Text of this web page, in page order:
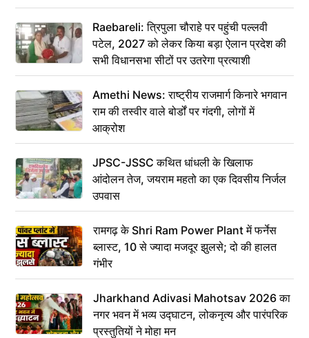
Raebareli: त्रिपुला चौराहे पर पहुंची पल्लवी
पटेल, 2027 को लेकर किया बड़ा ऐलान प्रदेश की
सभी विधानसभा सीटों पर उतरेगा प्रत्याशी
Amethi News: राष्ट्रीय राजमार्ग किनारे भगवान
राम की तस्वीर वाले बोर्डों पर गंदगी, लोगों में
आक्रोश
JPSC-JSSC कथित धांधली के खिलाफ
आंदोलन तेज, जयराम महतो का एक दिवसीय निर्जल
उपवास
रामगढ़ के Shri Ram Power Plant में फर्नेस
ब्लास्ट, 10 से ज्यादा मजदूर झुलसे; दो की हालत
गंभीर
Jharkhand Adivasi Mahotsav 2026 का
नगर भवन में भव्य उद्घाटन, लोकनृत्य और पारंपरिक
प्रस्तुतियों ने मोहा मन